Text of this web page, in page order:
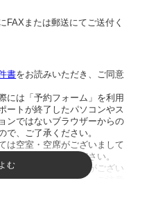
FAXまたは郵送にてご送付く
書をお読みいただき、ご同意
には「予約フォーム」を利用
ートが終了したパソコンやス
ンではないブラウザーからの
で、ご了承ください。
は空室・空席がございまして
ますのでご了承ください。
お客様の人数入力枠がござい
数に反映致しません。ご注意